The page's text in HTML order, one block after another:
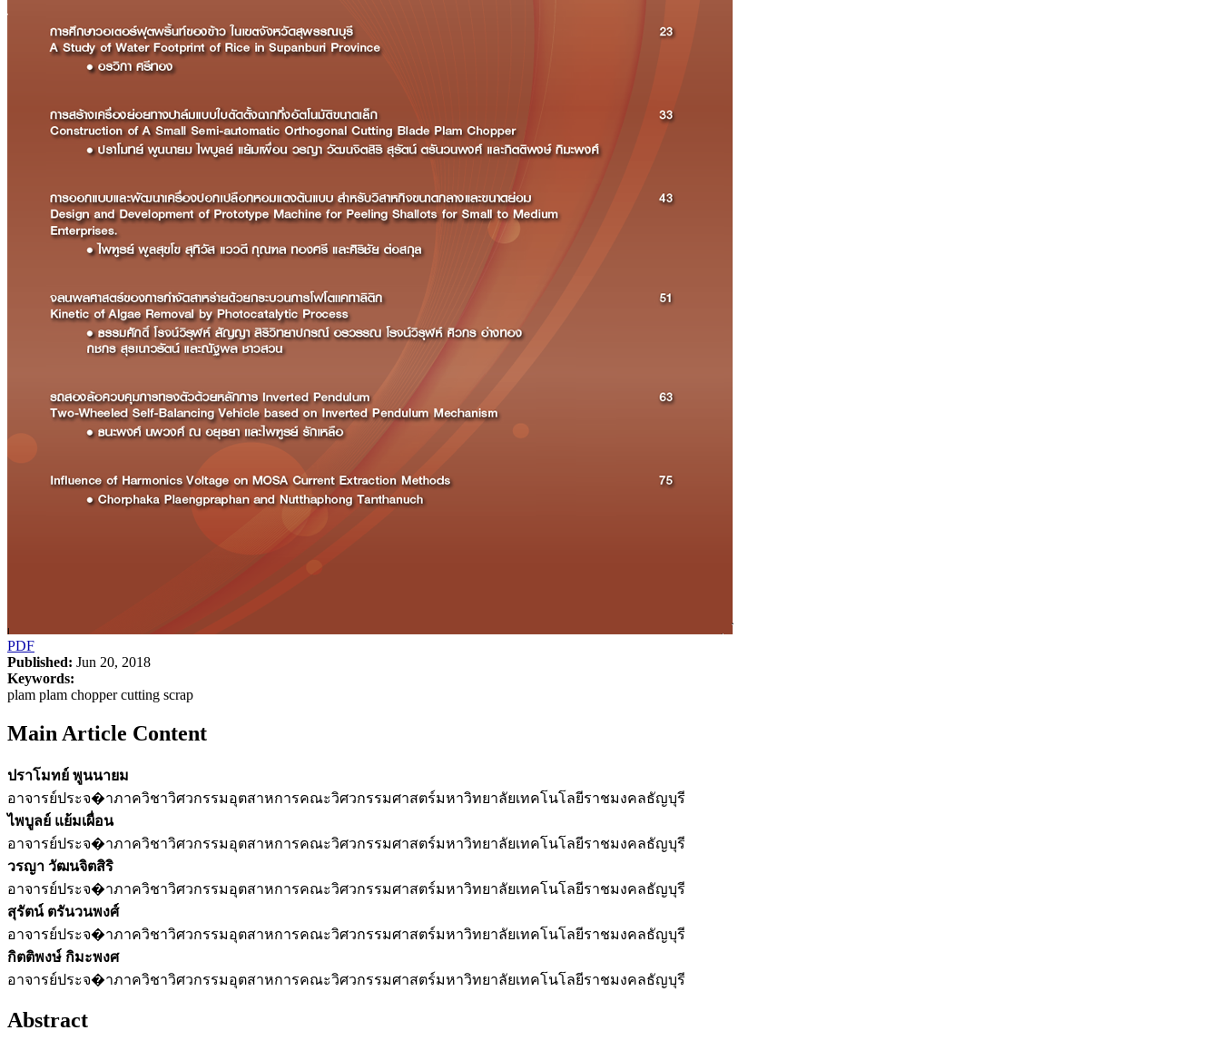
PDF
Published: Jun 20, 2018
Keywords:
plam plam chopper cutting scrap
Main Article Content
ปราโมทย์ พูนนายม
อาจารย์ประจ�าภาควิชาวิศวกรรมอุตสาหการคณะวิศวกรรมศาสตร์มหาวิทยาลัยเทคโนโลยีราชมงคลธัญบุรี
ไพบูลย์ แย้มเผื่อน
อาจารย์ประจ�าภาควิชาวิศวกรรมอุตสาหการคณะวิศวกรรมศาสตร์มหาวิทยาลัยเทคโนโลยีราชมงคลธัญบุรี
วรญา วัฒนจิตสิริ
อาจารย์ประจ�าภาควิชาวิศวกรรมอุตสาหการคณะวิศวกรรมศาสตร์มหาวิทยาลัยเทคโนโลยีราชมงคลธัญบุรี
สุรัตน์ ตรันวนพงศ์
อาจารย์ประจ�าภาควิชาวิศวกรรมอุตสาหการคณะวิศวกรรมศาสตร์มหาวิทยาลัยเทคโนโลยีราชมงคลธัญบุรี
กิตติพงษ์ กิมะพงศ
อาจารย์ประจ�าภาควิชาวิศวกรรมอุตสาหการคณะวิศวกรรมศาสตร์มหาวิทยาลัยเทคโนโลยีราชมงคลธัญบุรี
Abstract